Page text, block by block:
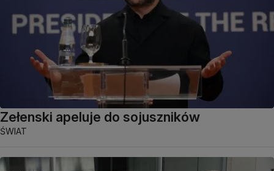
Zełenski apeluje do sojuszników
ŚWIAT